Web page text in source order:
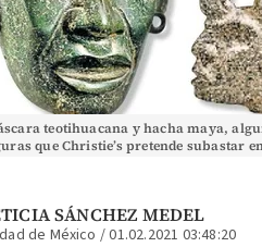
teotihuacana y hacha maya,
que Christie’s pretende subastar
SÁNCHEZ MEDEL
de México /01.02.2021 03:48:20